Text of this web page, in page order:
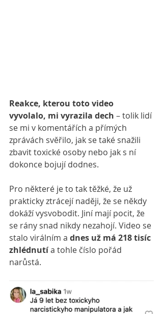
Reakce, kterou toto video
vyvolalo, mi vyrazila dech – tolik lidí
se mi v komentářích a přímých
zprávách svěřilo, jak se také snažili
zbavit toxické osoby nebo jak s ní
dokonce bojují dodnes.
Pro některé je to tak těžké, že už
prakticky ztrácejí naději, že se někdy
dokáží vysvobodit. Jiní mají pocit, že
se rány snad nikdy nezahojí. Video se
stalo virálním a dnes už má 218 tisíc
zhlédnutí a tohle číslo pořád
narůstá.